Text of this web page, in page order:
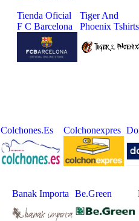
Tienda Oficial
F C Barcelona
Tiger And
Phoenix Tshirts
Colchones.es Colchonexpres
Banak Importa Be.green